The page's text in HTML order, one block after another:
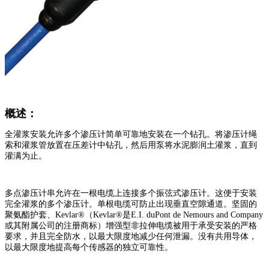
概述：
全灌浆安装允许多个渗压计简单可靠地安装在一个钻孔。将渗压计绳
索和灌浆管放置在压差计中钻孔，然后用泵将水泥膨润土灌浆，直到
灌满为止。
多点渗压计串允许在一根电缆上连接多个振弦式渗压计。这便于安装
完全灌浆的多个渗压计。单根电缆可防止出现垂直空隙通道。坚固的
聚氨酯护套、Kevlar®（Kevlar®是E.I. duPont de Nemours and Company
或其附属公司的注册商标）增强型非拉伸电缆被用于承受安装的严格
要求，并且完全防水，以最大限度地减少任何泄漏。没有共用导体，
以最大限度地提高每个传感器的独立可靠性。